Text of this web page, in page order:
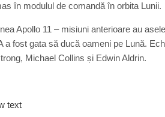
în modulul de comandă în orbita Lunii.
Apollo 11 – misiuni anterioare au
a fost gata să ducă oameni pe Lună.
Michael Collins și Edwin Aldrin.